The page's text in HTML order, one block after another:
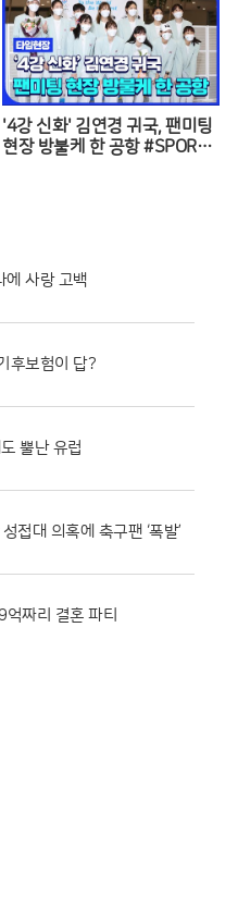
'4강 신화' 김연경 귀국, 팬미팅
현장 방불케 한 공항 #SPORTS
에 사랑 고백
후보험이 답?
뿔난 유럽
접대 의혹에 축구팬 ‘폭발’
짜리 결혼 파티